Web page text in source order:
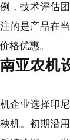
，技术评估
的是产品在
格优惠。
亚农机
业选择印尼
机。初期沿